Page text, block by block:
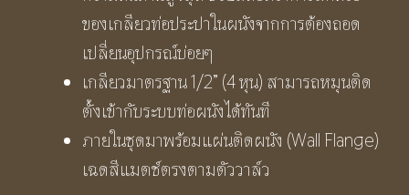
ของเกลียวท่อประปาในผนังจากการต้องถอด
เปลี่ยนอุปกรณ์บ่อยๆ
เกลียวมาตรฐาน 1/2” (4 หุน) สามารถหมุนติด
ตั้งเข้ากับระบบท่อผนังได้ทันที
ภายในชุดมาพร้อมแผ่นติดผนัง (Wall Flange)
เฉดสีแมตช์ตรงตามตัววาล์ว